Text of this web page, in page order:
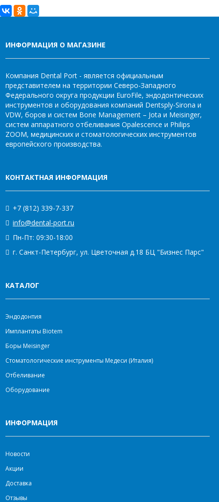
ИНФОРМАЦИЯ О МАГАЗИНЕ
Компания Dental Port - является официальным
представителем на территории Северо-Западного
Федерального округа продукции EuroFile, эндодонтических
инструментов и оборудования компаний Dentsply-Sirona и
VDW, боров и систем Bone Management – Jota и Meisinger,
систем аппаратного отбеливания Opalescence и Philips
ZOOM, медицинских и стоматологических инструментов
европейского производства.
КОНТАКТНАЯ ИНФОРМАЦИЯ
+7 (812) 339-7-337
info@dental-port.ru
Пн-Пт: 09:30-18:00
г. Санкт-Петербург, ул. Цветочная д.18 БЦ "Бизнес Парс"
КАТАЛОГ
Эндодонтия
Имплантаты Biotem
Боры Meisinger
Стоматологические инструменты Медеси (Италия)
Отбеливание
Оборудование
ИНФОРМАЦИЯ
Новости
Акции
Доставка
Отзывы